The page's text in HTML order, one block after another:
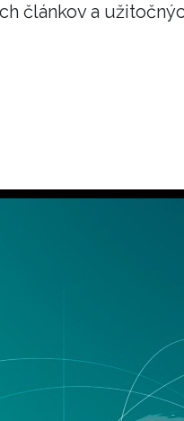
článkov a